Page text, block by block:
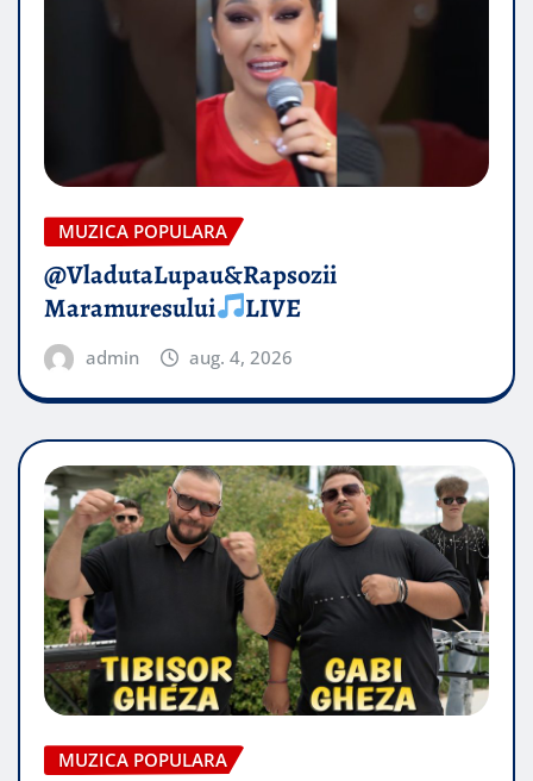
MUZICA POPULARA
@VladutaLupau&Rapsozii
Maramuresului
LIVE
admin aug. 4, 2026
MUZICA POPULARA